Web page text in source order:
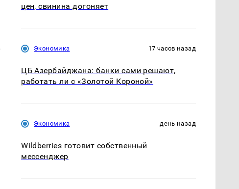
цен, свинина догоняет
Экономика 17 часов назад
ЦБ Азербайджана: банки сами решают,
работать ли с «Золотой Короной»
Экономика день назад
Wildberries готовит собственный
мессенджер